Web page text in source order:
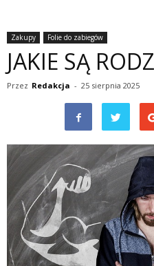
Zakupy Folie do zabiegów
JAKIE SĄ
Przez Redakcja - 25 sierpnia 2025